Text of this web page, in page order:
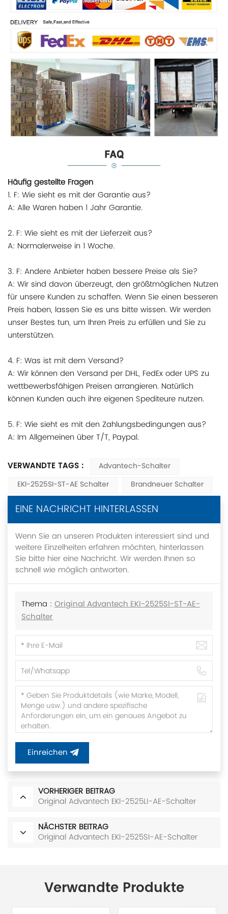
Häufig gestellte Fragen
1. F: Wie sieht es mit der Garantie aus?
A: Alle Waren haben 1 Jahr Garantie.
2. F: Wie sieht es mit der Lieferzeit aus?
A: Normalerweise in 1 Woche.
3. F: Andere Anbieter haben bessere Preise als Sie?
A: Wir sind davon überzeugt, den größtmöglichen Nutzen
für unsere Kunden zu schaffen. Wenn Sie einen besseren
Preis haben, lassen Sie es uns bitte wissen. Wir werden
unser Bestes tun, um Ihren Preis zu erfüllen und Sie zu
unterstützen.
4. F: Was ist mit dem Versand?
A: Wir können den Versand per DHL, FedEx oder UPS zu
wettbewerbsfähigen Preisen arrangieren. Natürlich
können Kunden auch ihre eigenen Spediteure nutzen.
5. F: Wie sieht es mit den Zahlungsbedingungen aus?
A: Im Allgemeinen über T/T, Paypal.
VERWANDTE TAGS :
Advantech-Schalter
EKI-2525SI-ST-AE Schalter
Brandneuer Schalter
EINE NACHRICHT HINTERLASSEN
Wenn Sie an unseren Produkten interessiert sind und
weitere Einzelheiten erfahren möchten, hinterlassen
Sie bitte hier eine Nachricht. Wir werden Ihnen so
schnell wie möglich antworten.
Thema : Original Advantech EKI-2525SI-ST-AE-
Schalter
Einreichen
VORHERIGER BEITRAG
Original Advantech EKI-2525LI-AE-Schalter
NÄCHSTER BEITRAG
Original Advantech EKI-2525SI-AE-Schalter
Verwandte Produkte